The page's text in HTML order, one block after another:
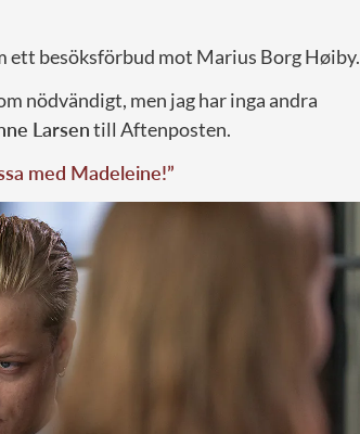
ett besöksförbud mot Marius Borg Høiby.
nödvändigt, men jag har inga andra
Larsentill Aftenposten.
med Madeleine!”